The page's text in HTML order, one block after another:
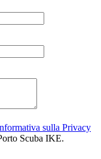
sulla Privacy
Scuba IKE.